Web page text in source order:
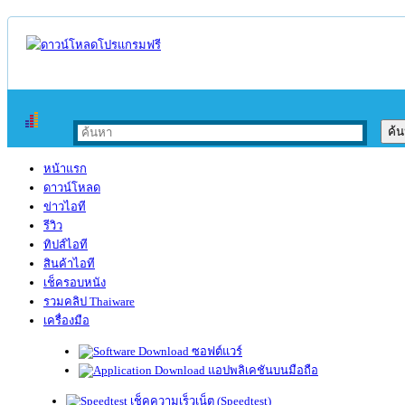
หน้าแรก
ดาวน์โหลด
ข่าวไอที
รีวิว
ทิปส์ไอที
สินค้าไอที
เช็ครอบหนัง
รวมคลิป Thaiware
เครื่องมือ
ซอฟต์แวร์
แอปพลิเคชันบนมือถือ
เช็คความเร็วเน็ต (Speedtest)